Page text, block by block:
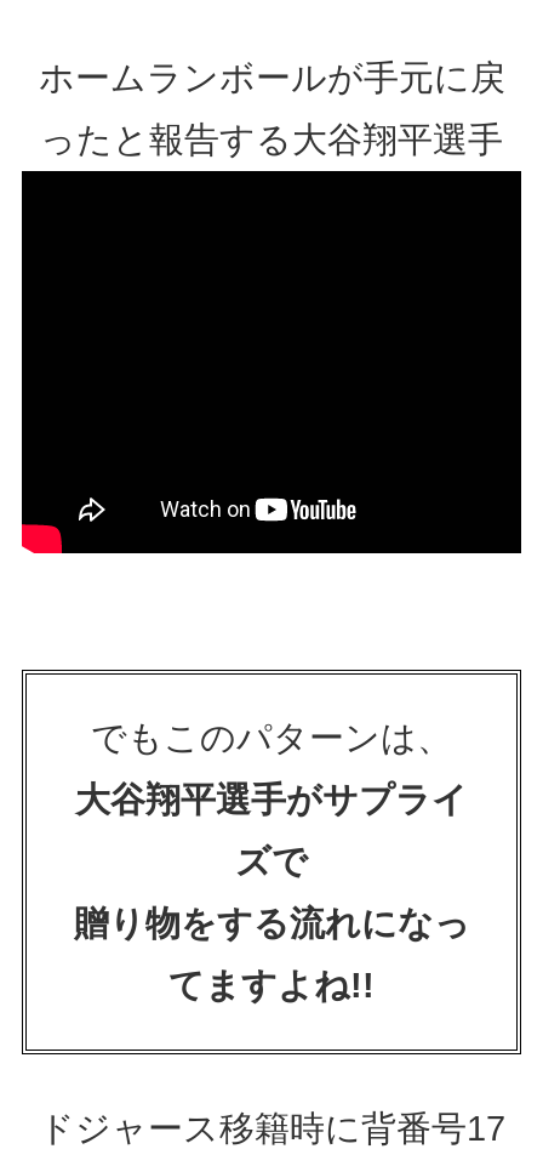
ホームランボールが手元に戻
ったと報告する大谷翔平選手
でもこのパターンは、
大谷翔平選手がサプライ
ズで
贈り物をする流れになっ
てますよね!!
ドジャース移籍時に背番号17